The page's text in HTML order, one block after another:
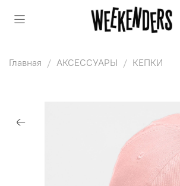
Главная АКСЕССУАРЫ КЕПКИ